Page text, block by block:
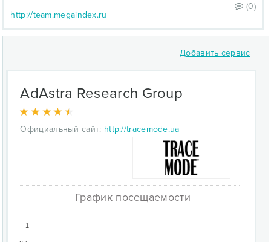
(0)
http://team.megaindex.ru
Добавить сервис
AdAstra Research Group
Официальный сайт: http://tracemode.ua
График посещаемости
1